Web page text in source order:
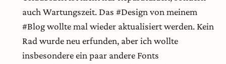
auch Wartungszeit. Das #Design von meinem
#Blog wollte mal wieder aktualisiert werden. Kein
Rad wurde neu erfunden, aber ich wollte
insbesondere ein paar andere Fonts